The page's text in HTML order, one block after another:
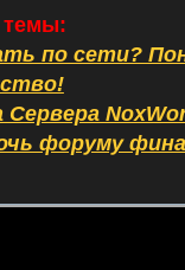
по сети?
Сервера
форуму